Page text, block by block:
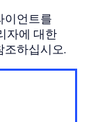
이언트를
자에 대한
조하십시오.